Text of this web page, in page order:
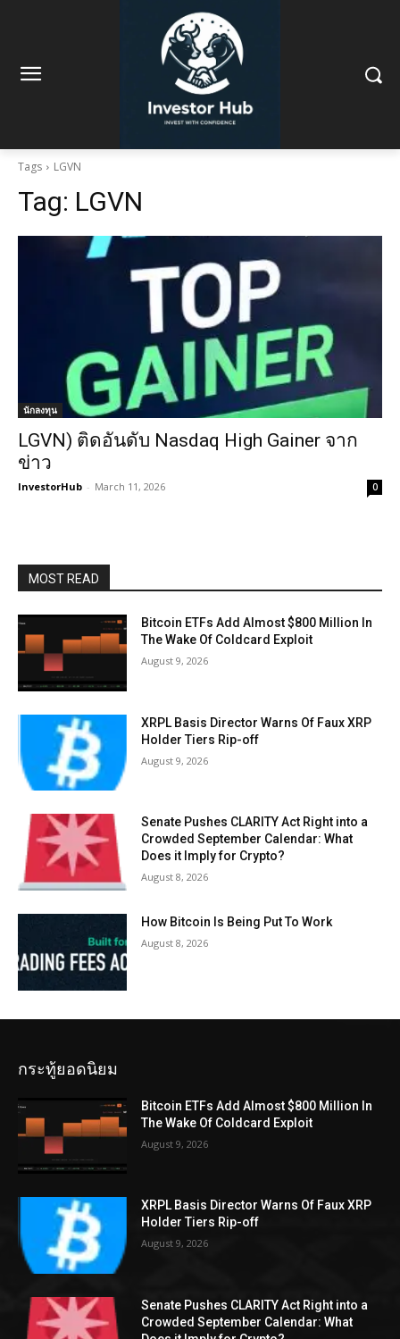
Tags LGVN
Tag: LGVN
นักลงทุน
LGVN) ติดอันดับ Nasdaq High Gainer จาก
ข่าว
InvestorHub - March 11, 2026 0
MOST READ
Bitcoin ETFs Add Almost $800 Million In
The Wake Of Coldcard Exploit
August 9, 2026
XRPL Basis Director Warns Of Faux XRP
Holder Tiers Rip-off
August 9, 2026
Senate Pushes CLARITY Act Right into a
Crowded September Calendar: What
Does it Imply for Crypto?
August 8, 2026
How Bitcoin Is Being Put To Work
August 8, 2026
กระทู้ยอดนิยม
Bitcoin ETFs Add Almost $800 Million In
The Wake Of Coldcard Exploit
August 9, 2026
XRPL Basis Director Warns Of Faux XRP
Holder Tiers Rip-off
August 9, 2026
Senate Pushes CLARITY Act Right into a
Crowded September Calendar: What